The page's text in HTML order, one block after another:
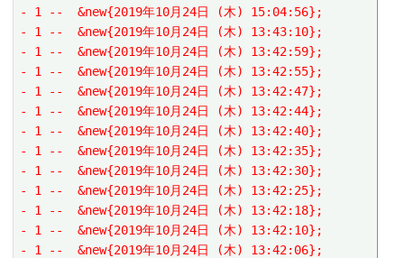
- 1 --  &new{2019年10月24日 (木) 15:04:56};
- 1 --  &new{2019年10月24日 (木) 13:43:10};
- 1 --  &new{2019年10月24日 (木) 13:42:59};
- 1 --  &new{2019年10月24日 (木) 13:42:55};
- 1 --  &new{2019年10月24日 (木) 13:42:47};
- 1 --  &new{2019年10月24日 (木) 13:42:44};
- 1 --  &new{2019年10月24日 (木) 13:42:40};
- 1 --  &new{2019年10月24日 (木) 13:42:35};
- 1 --  &new{2019年10月24日 (木) 13:42:30};
- 1 --  &new{2019年10月24日 (木) 13:42:25};
- 1 --  &new{2019年10月24日 (木) 13:42:18};
- 1 --  &new{2019年10月24日 (木) 13:42:10};
- 1 --  &new{2019年10月24日 (木) 13:42:06};